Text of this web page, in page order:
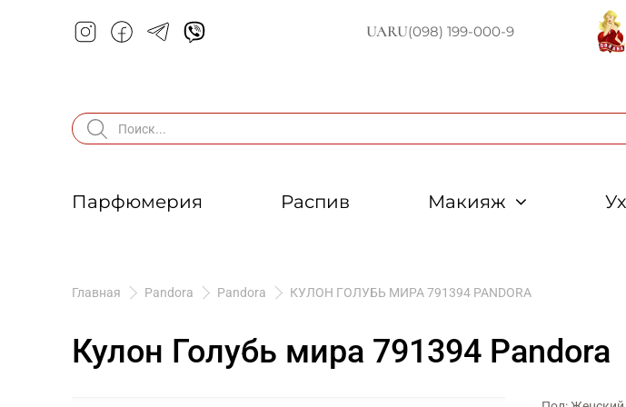
UARU(098) 199-000-9
Парфюмерия Распив Макияж
Главная Pandora Pandora КУЛОН ГОЛУБЬ МИРА 791394 PANDORA
Кулон Голубь мира 791394 Pandora